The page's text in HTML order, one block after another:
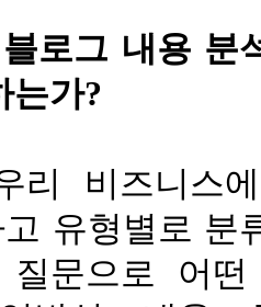
로그 내용 분
는가?
리 비즈니스
유형별로 분
문으로 어